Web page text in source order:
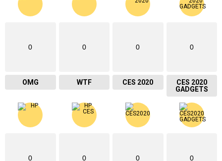
0
OMG
0
WTF
0
CES 2020
0
CES 2020
GADGETS
0 0 0 0